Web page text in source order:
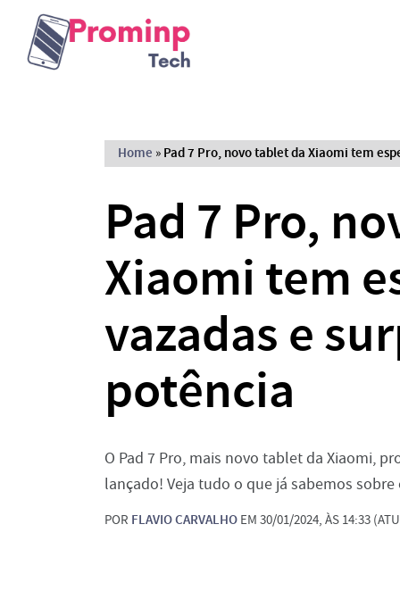
Home » Pad 7 Pro, novo tablet da Xiaomi tem
Pad 7 Pro,
Xiaomi tem
vazadas e
potência
O Pad 7 Pro, mais novo tablet da Xiaomi,
lançado! Veja tudo o que já sabemos
POR FLAVIO CARVALHO EM 30/01/2024, ÀS 14:33